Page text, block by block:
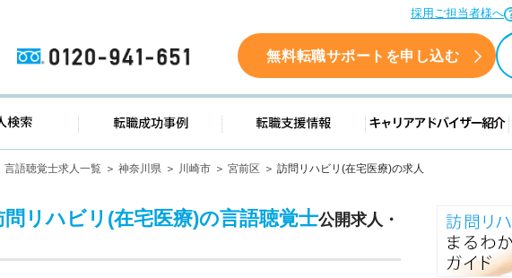
採用ご担当者様へ
0120-941-651 無料転職サポートを申し込む
求人検索 転職成功事例 転職支援情報
言語聴覚士求人一覧 神奈川県 川崎市 宮前区 訪問リハビリ(在宅医療)の求人
リハビリ(在宅医療)の言語聴覚士公開求人・